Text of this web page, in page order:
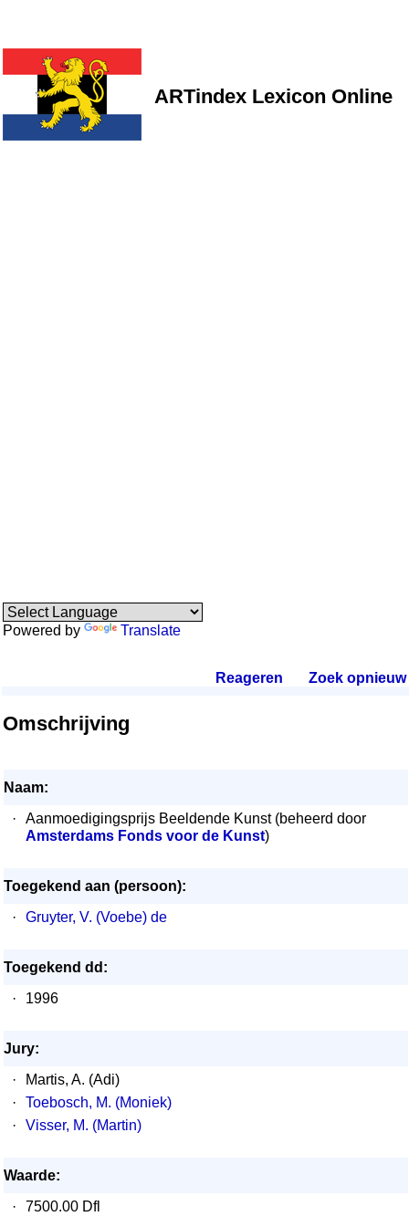
ARTindex Lexicon Online
Powered by Translate
Reageren Zoek opnieuw.
Omschrijving
Naam:
·
Aanmoedigingsprijs Beeldende Kunst (beheerd door
Amsterdams Fonds voor de Kunst)
Toegekend aan (persoon):
·
Gruyter, V. (Voebe) de
Toegekend dd:
·
1996
Jury:
·
Martis, A. (Adi)
·
Toebosch, M. (Moniek)
·
Visser, M. (Martin)
Waarde:
·
7500.00 Dfl